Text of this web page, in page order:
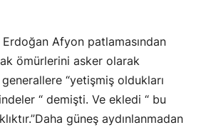
Erdoğan Afyon patlamasından
ömürlerini asker olarak
“yetişmiş oldukları
“ demişti. Ve ekledi “ bu
güneş aydınlanmadan